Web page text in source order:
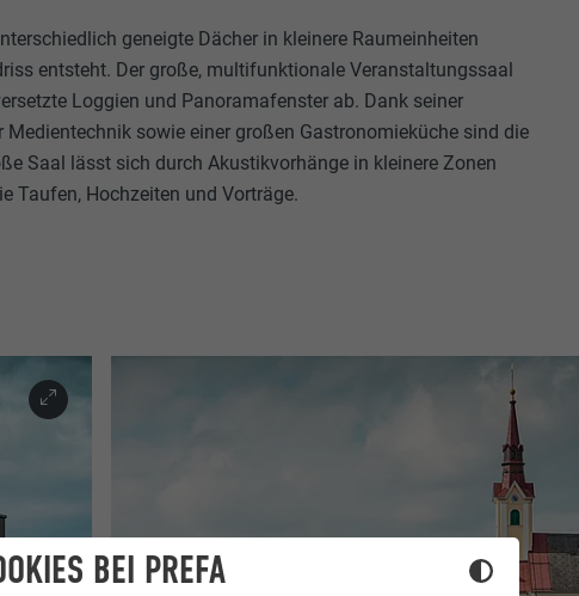
BEI PREFA
geneigte Dächer in kleinere Raumeinheiten
entsteht. Der große, multifunktionale Veranstaltungssaal
Loggien und Panoramafenster ab. Dank seiner
sowie einer großen Gastronomieküche sind die
Saal lässt sich durch Akustikvorhänge in kleinere Zonen
Taufen, Hochzeiten und Vorträge.